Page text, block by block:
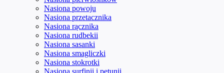
Nasiona powoju
Nasiona przetacznika
Nasiona rącznika
Nasiona rudbekii
Nasiona sasanki
Nasiona smagliczki
Nasiona stokrotki
Nasiona surfinii i petunii